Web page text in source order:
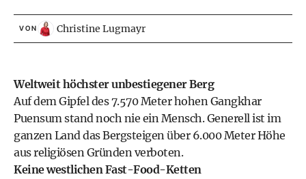
VON Christine Lugmayr
Weltweit höchster unbestiegener Berg
Auf dem Gipfel des 7.570 Meter hohen Gangkhar
Puensum stand noch nie ein Mensch. Generell ist im
ganzen Land das Bergsteigen über 6.000 Meter Höhe
aus religiösen Gründen verboten.
Keine westlichen Fast-Food-Ketten